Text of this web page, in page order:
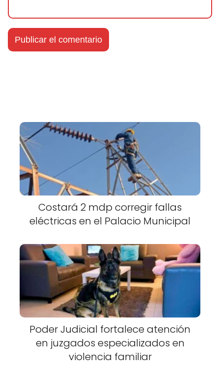
Costará 2 mdp corregir fallas
eléctricas en el Palacio Municipal
Poder Judicial fortalece atención
en juzgados especializados en
violencia familiar